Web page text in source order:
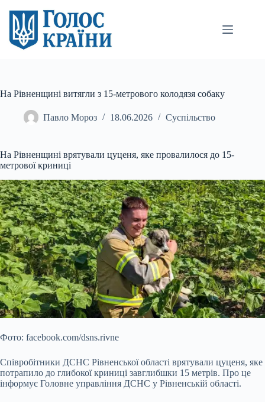
вмісту
На Рівненщині витягли з 15-метрового колодязя собаку
Павло Мороз 18.06.2026 Суспільство
На Рівненщині врятували цуценя, яке провалилося до 15-
метрової криниці
Фото: facebook.com/dsns.rivne
Співробітники ДСНС Рівненської області врятували цуценя, яке
потрапило до глибокої криниці завглибшки 15 метрів. Про це
інформує Головне управління ДСНС у Рівненській області.